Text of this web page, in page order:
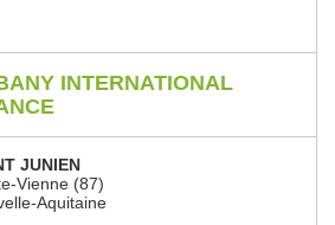
INTERNATIONAL
JUNIEN
Vienne (87)
Aquitaine